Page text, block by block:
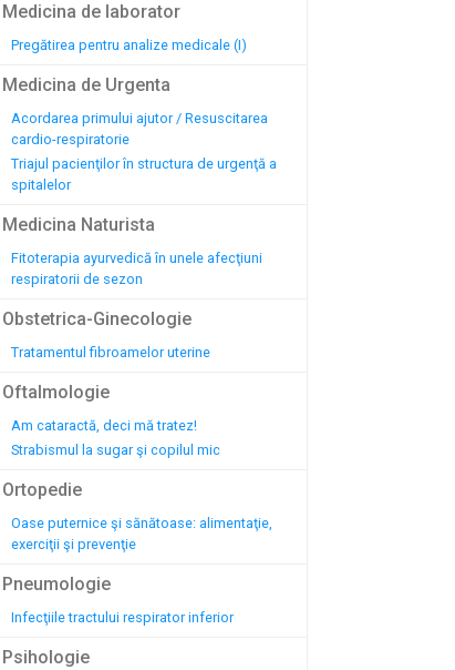
Medicina de laborator
Pregătirea pentru analize medicale (I)
Medicina de Urgenta
Acordarea primului ajutor / Resuscitarea
cardio-respiratorie
Triajul pacienţilor în structura de urgenţă a
spitalelor
Medicina Naturista
Fitoterapia ayurvedică în unele afecţiuni
respiratorii de sezon
Obstetrica-Ginecologie
Tratamentul fibroamelor uterine
Oftalmologie
Am cataractă, deci mă tratez!
Strabismul la sugar şi copilul mic
Ortopedie
Oase puternice şi sănătoase: alimentaţie,
exerciţii şi prevenţie
Pneumologie
Infecţiile tractului respirator inferior
Psihologie